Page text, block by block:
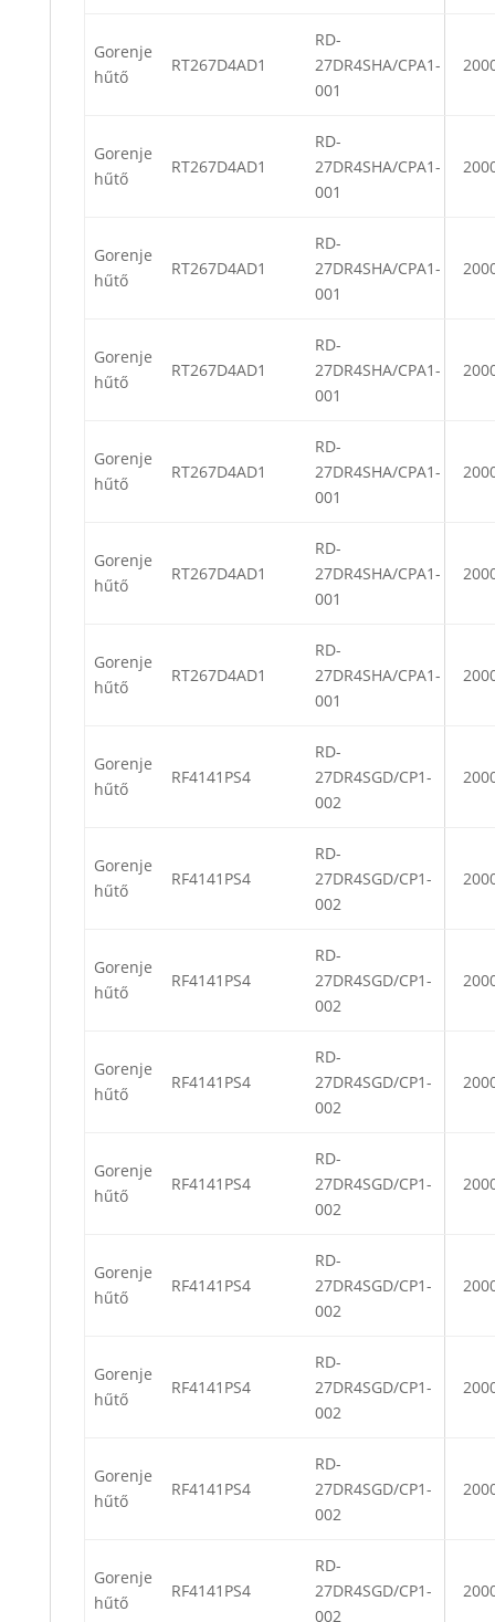
Gorenje
hűtő
RT267D4AD1
RD-
27DR4SHA/CPA1-
001
Gorenje
hűtő
RT267D4AD1
RD-
27DR4SHA/CPA1-
001
Gorenje
hűtő
RT267D4AD1
RD-
27DR4SHA/CPA1-
001
Gorenje
hűtő
RT267D4AD1
RD-
27DR4SHA/CPA1-
001
Gorenje
hűtő
RT267D4AD1
RD-
27DR4SHA/CPA1-
001
Gorenje
hűtő
RT267D4AD1
RD-
27DR4SHA/CPA1-
001
Gorenje
hűtő
RT267D4AD1
RD-
27DR4SHA/CPA1-
001
Gorenje
hűtő
RF4141PS4
RD-
27DR4SGD/CP1-
002
Gorenje
hűtő
RF4141PS4
RD-
27DR4SGD/CP1-
002
Gorenje
hűtő
RF4141PS4
RD-
27DR4SGD/CP1-
002
Gorenje
hűtő
RF4141PS4
RD-
27DR4SGD/CP1-
002
Gorenje
hűtő
RF4141PS4
RD-
27DR4SGD/CP1-
002
Gorenje
hűtő
RF4141PS4
RD-
27DR4SGD/CP1-
002
Gorenje
hűtő
RF4141PS4
RD-
27DR4SGD/CP1-
002
Gorenje
hűtő
RF4141PS4
RD-
27DR4SGD/CP1-
002
Gorenje
hűtő
RF4141PS4
RD-
27DR4SGD/CP1-
002